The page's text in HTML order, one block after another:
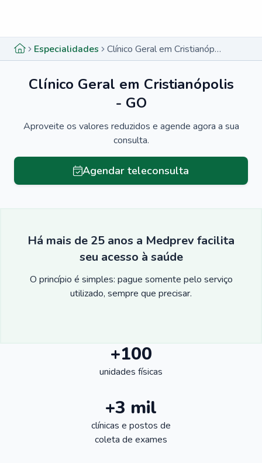
Especialidades Clínico Geral em Cristianópolis - GO
Clínico Geral em Cristianópolis
- GO
Aproveite os valores reduzidos e agende agora a sua
consulta.
Agendar teleconsulta
Há mais de 25 anos a Medprev facilita
seu acesso à saúde
O princípio é simples: pague somente pelo serviço
utilizado, sempre que precisar.
+100
unidades físicas
+3 mil
clínicas e postos de
coleta de exames